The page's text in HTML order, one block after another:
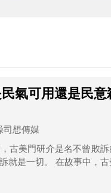
民氣可用還是民
司想傳媒
古美門研介是名不曾敗
就是一切。 在故事中，